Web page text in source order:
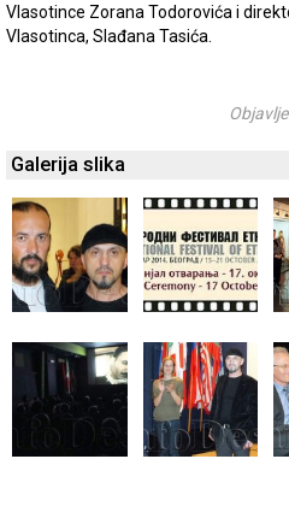
Vlasotince Zorana Todorovića i
Vlasotinca, Slađana Tasića.
Galerija slika